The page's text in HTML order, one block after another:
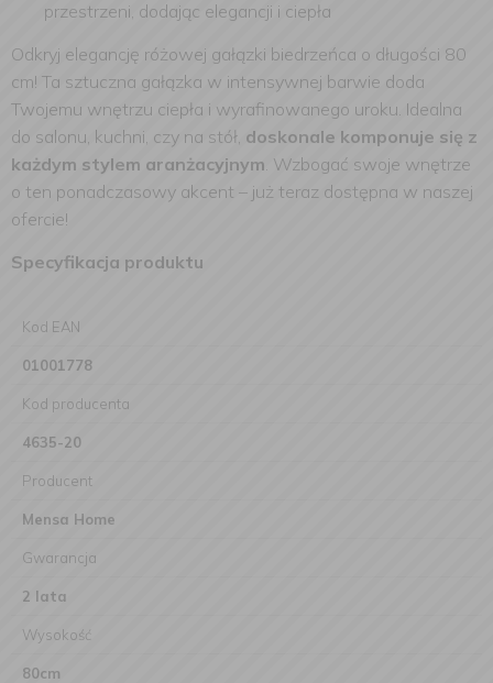
przestrzeni, dodając elegancji i ciepła
Odkryj elegancję różowej gałązki biedrzeńca o długości 80
cm! Ta sztuczna gałązka w intensywnej barwie doda
Twojemu wnętrzu ciepła i wyrafinowanego uroku. Idealna
do salonu, kuchni, czy na stół, doskonale komponuje się z
każdym stylem aranżacyjnym. Wzbogać swoje wnętrze
o ten ponadczasowy akcent – już teraz dostępna w naszej
ofercie!
Specyfikacja produktu
Kod EAN
01001778
Kod producenta
4635-20
Producent
Mensa Home
Gwarancja
2 lata
Wysokość
80cm